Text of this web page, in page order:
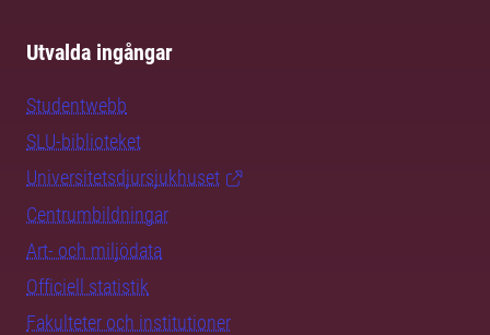
Utvalda ingångar
Studentwebb
SLU-biblioteket
Universitetsdjursjukhuset
Centrumbildningar
Art- och miljödata
Officiell statistik
Fakulteter och institutioner